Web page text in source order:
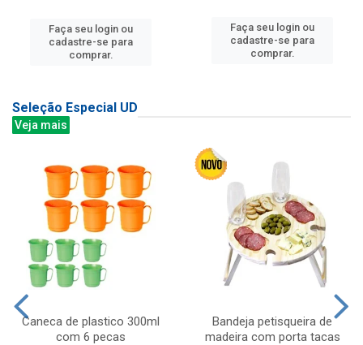
Faça seu login ou
cadastre-se para
comprar.
Faça seu login ou
cadastre-se para
comprar.
Seleção Especial UD
Veja mais
Caneca de plastico 300ml
com 6 pecas
Bandeja petisqueira de
madeira com porta tacas